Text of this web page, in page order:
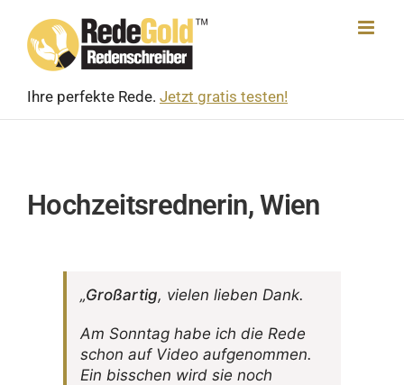
content
Ihre perfekte Rede. Jetzt gratis testen!
Hochzeitsrednerin, Wien
„Groß­artig, vielen lieben Dank.
Am Sonntag habe ich die Rede
schon auf Video aufge­nommen.
Ein biss­chen wird sie noch